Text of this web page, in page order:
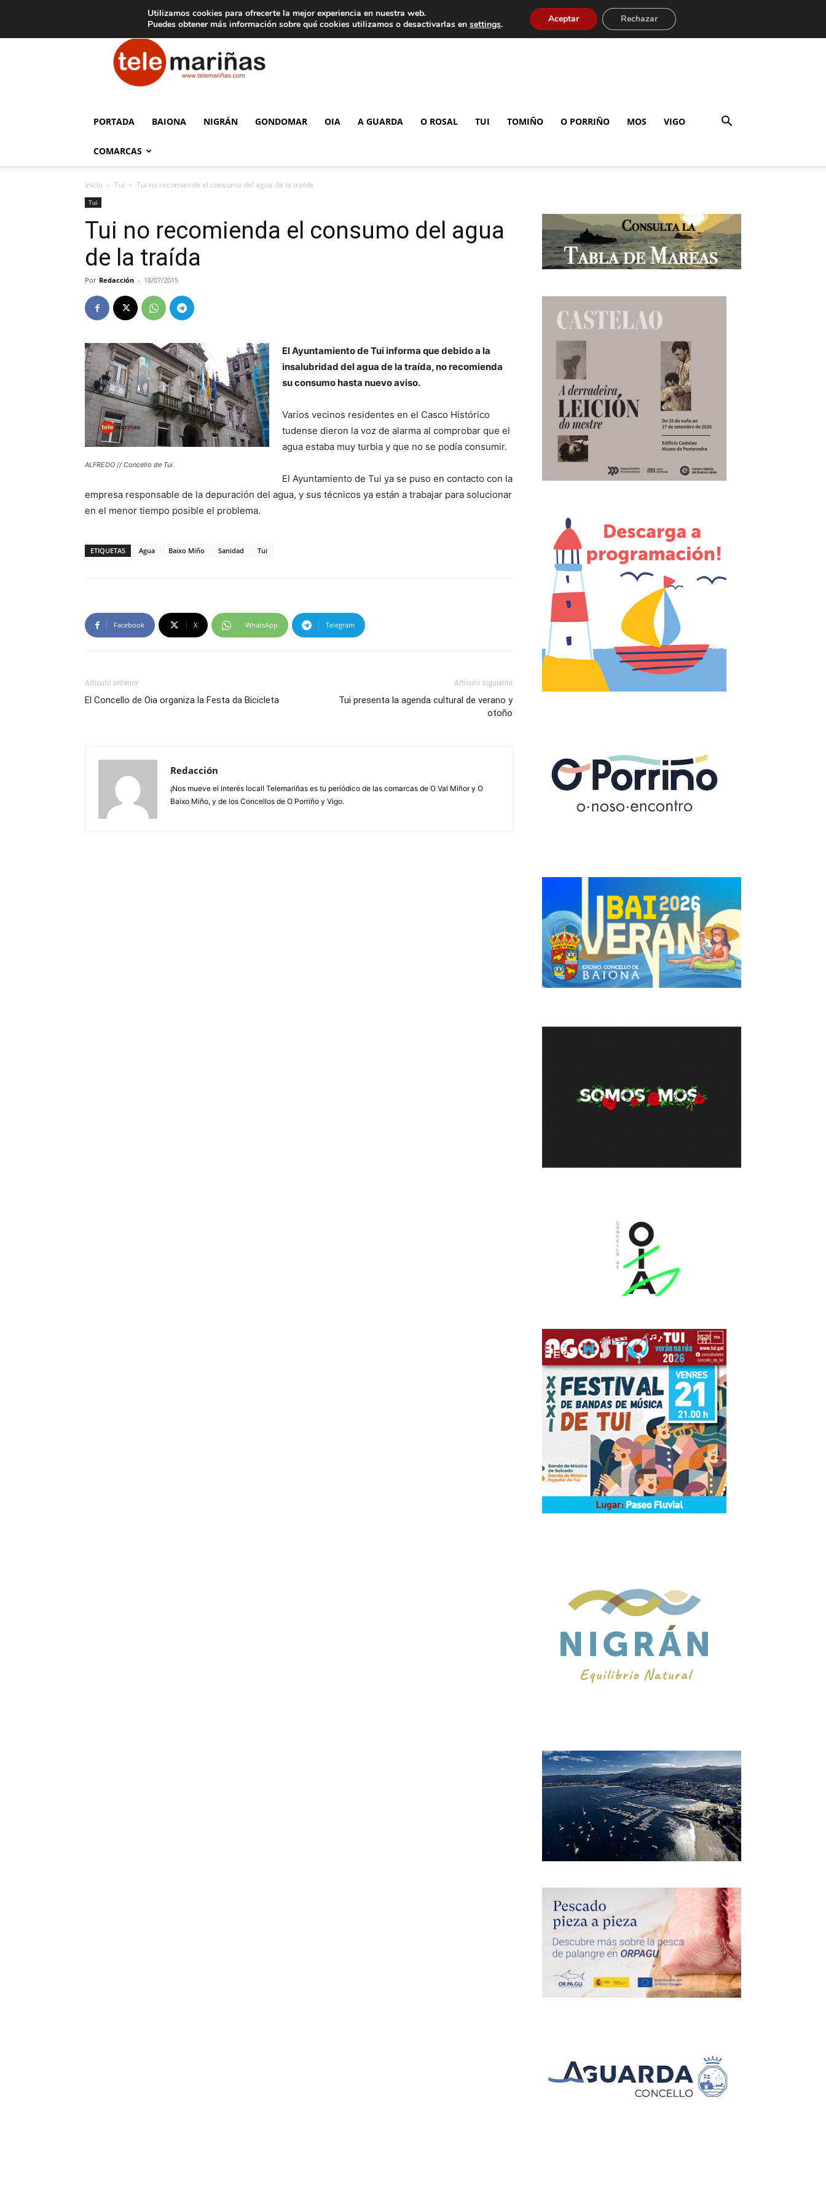
Aviso legal Tarifas de publicidad
Telemariñas
PORTADA BAIONA NIGRÁN GONDOMAR OIA A GUARDA O ROSAL TUI TOMIÑO O PORRIÑO MOS VIGO
COMARCAS
Inicio Tui Tui no recomienda el consumo del agua de la traída
Tui
Tui no recomienda el consumo del agua
de la traída
Por Redacción - 18/07/2015
ALFREDO // Concello de Tui.
El Ayuntamiento de Tui informa que debido a la
insalubridad del agua de la traída, no recomienda
su consumo hasta nuevo aviso.
Varios vecinos residentes en el Casco Histórico
tudense dieron la voz de alarma al comprobar que el
agua estaba muy turbia y que no se podía consumir.
El Ayuntamiento de Tui ya se puso en contacto con la
empresa responsable de la depuración del agua, y sus técnicos ya están a trabajar para solucionar
en el menor tiempo posible el problema.
ETIQUETAS Agua Baixo Miño Sanidad Tui
Facebook X WhatsApp Telegram
Artículo anterior
El Concello de Oia organiza la Festa da Bicicleta
Artículo siguiente
Tui presenta la agenda cultural de verano y
otoño
Redacción
¡Nos mueve el interés local! Telemariñas es tu periódico de las comarcas de O Val Miñor y O
Baixo Miño, y de los Concellos de O Porriño y Vigo.
Utilizamos cookies para ofrecerte la mejor experiencia en nuestra web.
Puedes obtener más información sobre qué cookies utilizamos o desactivarlas en settings. Aceptar Rechazar